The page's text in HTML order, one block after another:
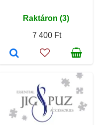
Raktáron (3)
7 400 Ft